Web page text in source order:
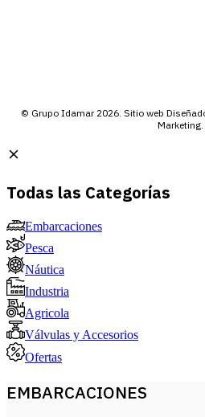
© Grupo Idamar 2026. Sitio web
Marketing.
Todas las Categorías
Embarcaciones
Pesca
Náutica
Industria
Agricola
Válvulas y Accesorios
Ofertas
EMBARCACIONES